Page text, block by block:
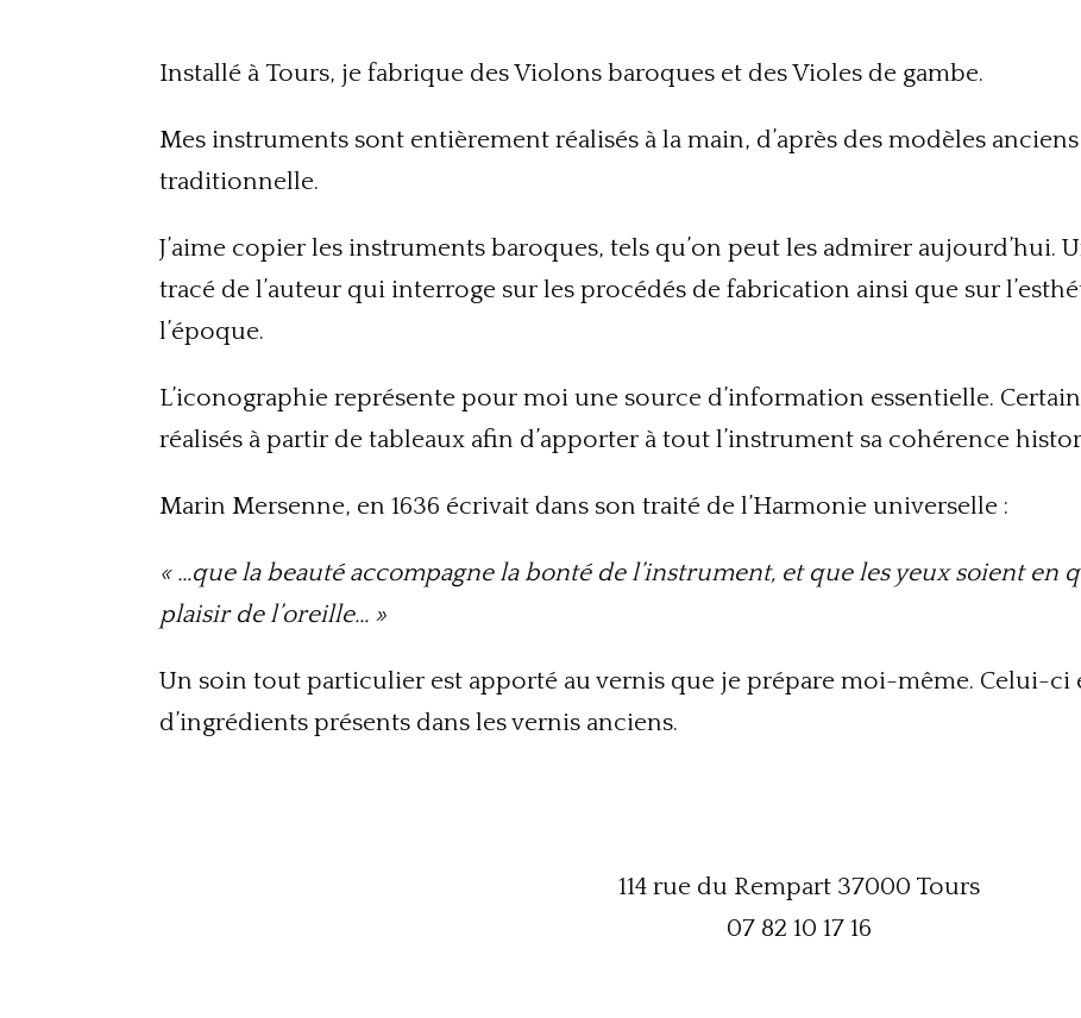
Installé à Tours, je fabrique des Violons baroques et des Violes de gambe.
Mes instruments sont entièrement réalisés à la main, d’après des modèles
traditionnelle.
J’aime copier les instruments baroques, tels qu’on peut les admirer aujourd’hui.
tracé de l’auteur qui interroge sur les procédés de fabrication ainsi que sur
l’époque.
L’iconographie représente pour moi une source d’information essentielle.
réalisés à partir de tableaux afin d’apporter à tout l’instrument sa cohérence
Marin Mersenne, en 1636 écrivait dans son traité de l’Harmonie universelle :
« …que la beauté accompagne la bonté de l’instrument, et que les yeux soient
plaisir de l’oreille… »
Un soin tout particulier est apporté au vernis que je prépare moi-même. Celui-
d’ingrédients présents dans les vernis anciens.
114 rue du Rempart 37000 Tours
07 82 10 17 16